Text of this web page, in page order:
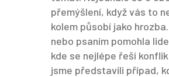
přemýšlení, když vás to
kolem působí jako
nebo psaním pomohla
kde se nejlépe řeší
jsme představili případ,